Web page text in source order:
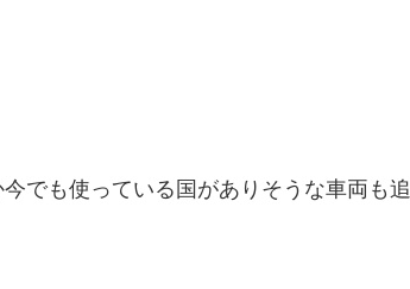
でも使っている国がありそうな車両も追